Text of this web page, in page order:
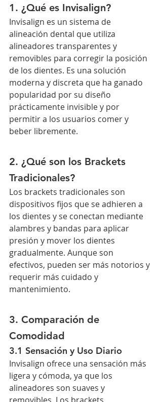
1. ¿Qué es Invisalign?
Invisalign es un sistema de
alineación dental que utiliza
alineadores transparentes y
removibles para corregir la posición
de los dientes. Es una solución
moderna y discreta que ha ganado
popularidad por su diseño
prácticamente invisible y por
permitir a los usuarios comer y
beber libremente.
2. ¿Qué son los Brackets
Tradicionales?
Los brackets tradicionales son
dispositivos fijos que se adhieren a
los dientes y se conectan mediante
alambres y bandas para aplicar
presión y mover los dientes
gradualmente. Aunque son
efectivos, pueden ser más notorios y
requerir más cuidado y
mantenimiento.
3. Comparación de
Comodidad
3.1 Sensación y Uso Diario
Invisalign ofrece una sensación más
ligera y cómoda, ya que los
alineadores son suaves y